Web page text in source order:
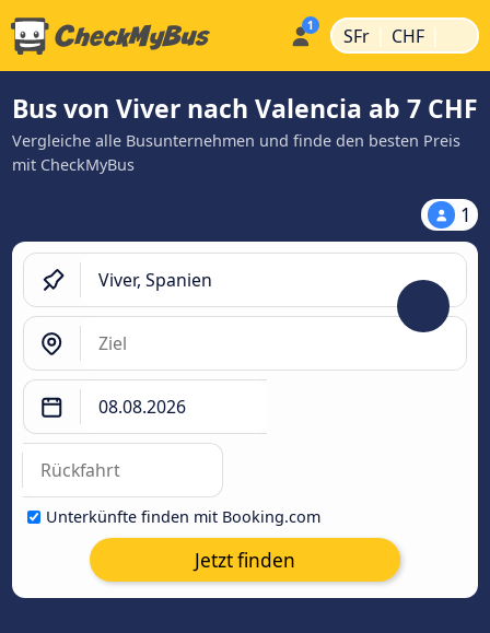
SFr | CHF |
Bus von Viver nach Valencia ab 7 CHF
Vergleiche alle Busunternehmen und finde den besten Preis
mit CheckMyBus
1
Unterkünfte finden mit Booking.com
Jetzt finden